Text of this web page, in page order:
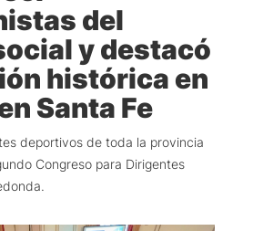
del
y destacó
histórica en
Santa Fe
deportivos de toda la provincia
Congreso para Dirigentes